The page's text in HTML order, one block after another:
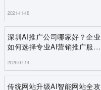
2021-11-18
深圳AI推广公司哪家好？企业
如何选择专业AI营销推广服务
2026-07-14
传统网站升级AI智能网站全攻